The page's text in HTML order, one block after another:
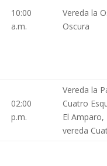
10:00
a.m.
Vereda la
Oscura
02:00
p.m.
Vereda la
Cuatro
El Amparo,
vereda